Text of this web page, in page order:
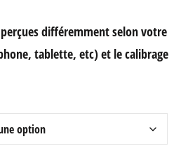
différemment selon votre
tablette, etc) et le calibrage